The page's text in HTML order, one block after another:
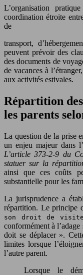
L’organisation
coordination étroite
de
transport,
peuvent prévoir des
des documents de
de vacances à
aux activités estivales.
Répartition
les parents
La question de la prise
un enjeu majeur dans
L’article 373-2-9 du
statuer sur la
ainsi que ces coûts
substantielle pour les
La jurisprudence a
répartition. Le principe
son droit de visite
conformément à
doit se déplacer ».
limites lorsque
l’autre parent.
Lorsque le